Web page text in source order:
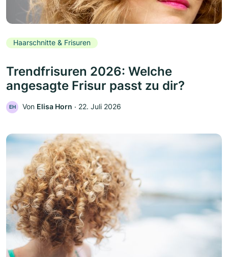
Haarschnitte & Frisuren
Trendfrisuren 2026: Welche
angesagte Frisur passt zu dir?
EH Von Elisa Horn ‧ 22. Juli 2026